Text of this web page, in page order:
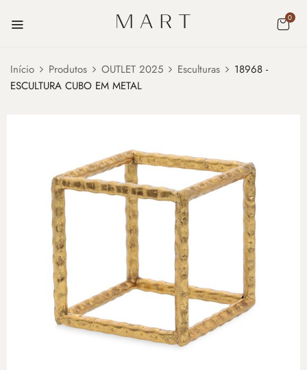
0
Início Produtos OUTLET 2025 Esculturas
18968 -
ESCULTURA CUBO EM METAL